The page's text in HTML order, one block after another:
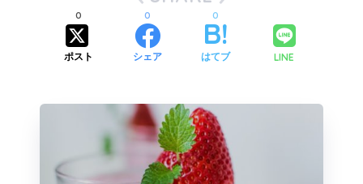
ポスト
0
シェア
0
はてブ
0
LINE